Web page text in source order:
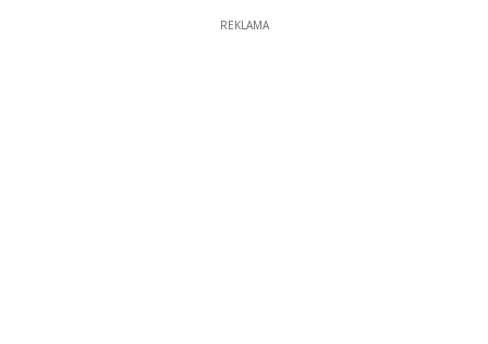
REKLAMA